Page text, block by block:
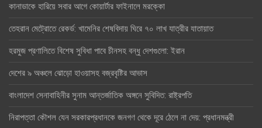
কানাডাকে হারিয়ে সবার আগে কোয়ার্টার ফাইনালে মরক্কো
তেহরান মেট্রোতে রেকর্ড: খামেনির শেষবিদায় ঘিরে ৭০ লাখ যাত্রীর যাতায়াত
হরমুজ প্রণালিতে বিশেষ সুবিধা পাবে চীনসহ বন্ধু দেশগুলো: ইরান
দেশের ৯ অঞ্চলে ঝোড়ো হাওয়াসহ বজ্রবৃষ্টির আভাস
বাংলাদেশ সেনাবাহিনীর সুনাম আন্তর্জাতিক অঙ্গনে সুবিদিত: রাষ্ট্রপতি
নিরাপত্তা কৌশল যেন সরকারপ্রধানকে জনগণ থেকে দূরে ঠেলে না দেয়: প্রধানমন্ত্রী